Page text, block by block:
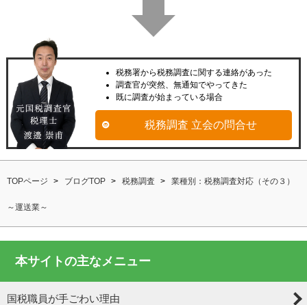
税務署から税務調査に関する連絡があった
調査官が突然、無通知でやってきた
既に調査が始まっている場合
税務調査 立会の問合せ
TOPページ ブログTOP 税務調査 業種別：税務調査対応（その３）
～運送業～
本サイトの主なメニュー
国税職員が手ごわい理由